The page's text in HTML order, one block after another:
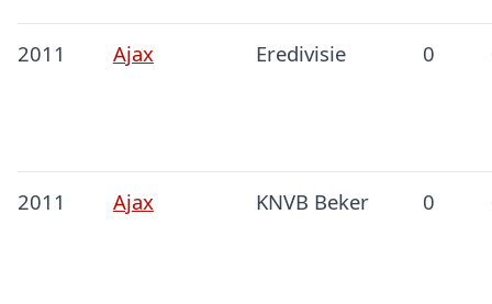
2011 Ajax Eredivisie 0
2011 Ajax KNVB Beker 0